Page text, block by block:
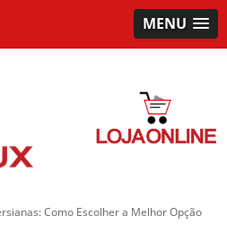
MENU
Como Escolher a Melhor Opção